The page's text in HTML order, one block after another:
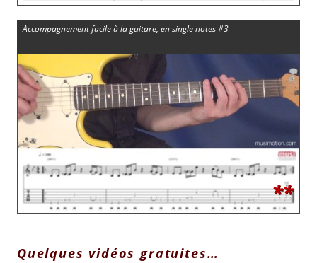
Accompagnement facile à la guitare, en single notes #3
**
Quelques vidéos gratuites…